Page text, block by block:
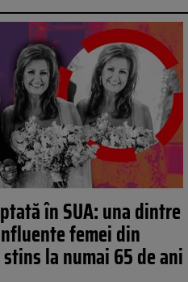
în SUA: una dintre
femei din
la numai 65 de ani